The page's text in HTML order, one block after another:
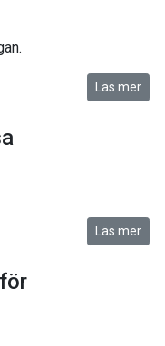
Läs mer
Läs mer